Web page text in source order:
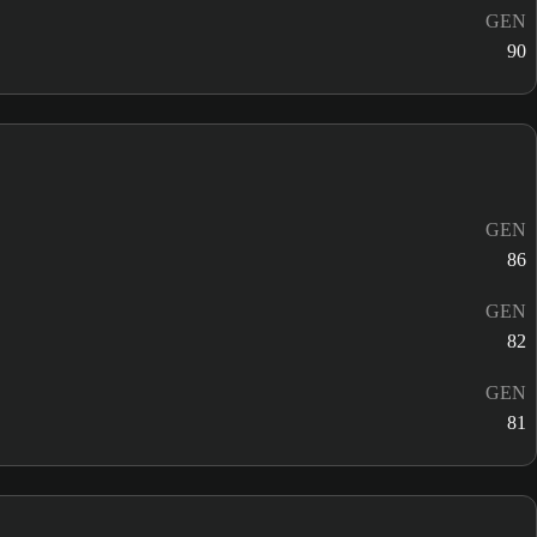
GEN
90
GEN
86
GEN
82
GEN
81